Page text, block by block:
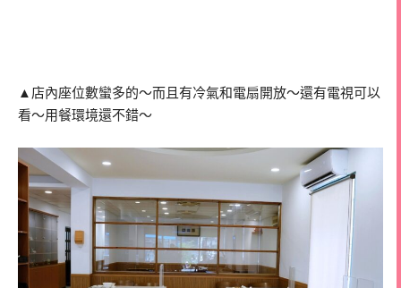
▲店內座位數蠻多的～而且有冷氣和電扇開放～還有電視可以
看～用餐環境還不錯～